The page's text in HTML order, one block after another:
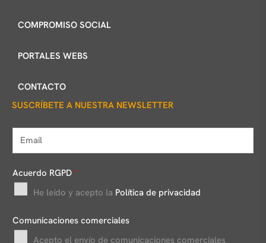
COMPROMISO SOCIAL
PORTALES WEBS
CONTACTO
SUSCRÍBETE A NUESTRA NEWSLETTER
m
a
l
*
Acuerdo RGPD *
He leído y acepto la Política de privacidad
Comunicaciones comerciales
Acepto el envío de comunicaciones comerciales